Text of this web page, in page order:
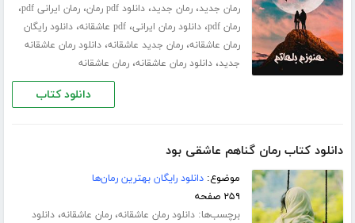
رمان جدید،رمان جدید،دانلود pdf رمان ،رمان ایرانی pdf ،
رمان pdf ،دانلود رمان ایرانی،pdf عاشقانه ،دانلود رایگان
رمان عاشقانه،رمان جدید عاشقانه،دانلود رمان عاشقانه
جدید،دانلود رمان عاشقانه،رمان عاشقانه
دانلود کتاب
دانلود کتاب رمان گناهم عاشقی بود
موضوع:دانلود رایگان بهترین رمان‌ها
۲۵۹ صفحه
برچسب‌ها:دانلود رمان عاشقانه،رمان عاشقانه،دانلود